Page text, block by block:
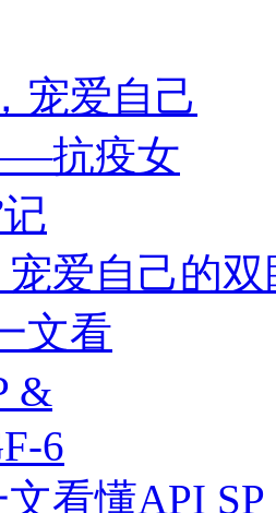
宠爱自己的
看懂API